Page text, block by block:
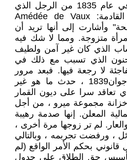
تزوجت كلوتيلد دي فو في عام 1835 من الرجل الذي
ستحمل اسمه للأجيال القادمة: Amédée de Vaux
وأشارت إلى أنها تريد أن
متزوجة. ومما لا شك فيه
الذي كان غير آمن ولطيف
الذي تسبب مع ذلك في
لا رجعة فيها. فبعد مرور
عام ، وتحديدا في 15 جوان1839 ، حدث ما هو غير
تعاقد سرا على ديون القمار
مجموعة ميرو ، من أجل
المعلن. إنها صدمة رهيبة
والعار. لم تر زوجها مرة أخرى ،
، ورفضت تجربمه ، وبالتالي
بحكم الأمر الواقع (لم
تأسيس حق الطلاق على جدول